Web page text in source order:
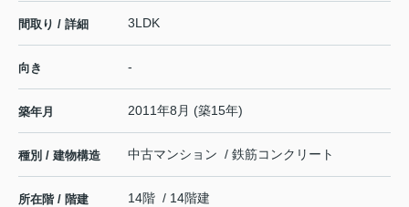
間取り / 詳細 3LDK
向き -
築年月 2011年8月 (築15年)
種別 / 建物構造 中古マンション / 鉄筋コンクリート
所在階 / 階建 14階 / 14階建